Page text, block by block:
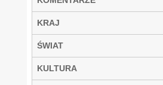
KRAJ
ŚWIAT
KULTURA